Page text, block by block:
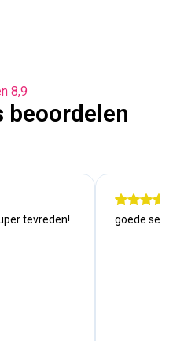
8,9
beoordelen
tevreden! goede